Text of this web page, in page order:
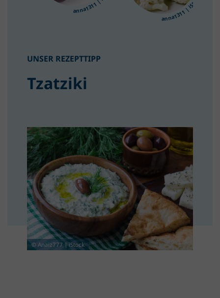
anna1311 | iStock
UNSER REZEPTTIPP
Tzatziki
© Anaiz777 | iStock